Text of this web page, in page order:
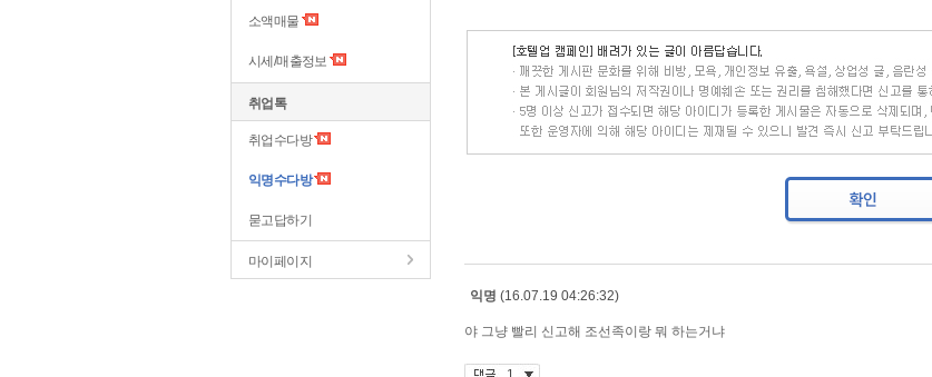
소액매물
시세/매출정보
취업톡
취업수다방
익명수다방
묻고답하기
마이페이지